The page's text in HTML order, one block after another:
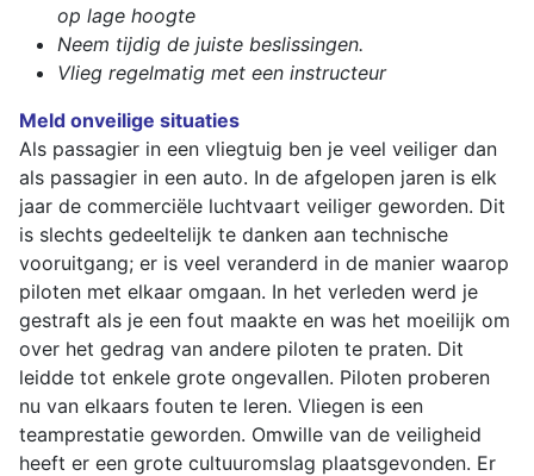
op lage hoogte
Neem tijdig de juiste beslissingen.
Vlieg regelmatig met een instructeur
Meld onveilige situaties
Als passagier in een vliegtuig ben je veel veiliger dan
als passagier in een auto. In de afgelopen jaren is elk
jaar de commerciële luchtvaart veiliger geworden. Dit
is slechts gedeeltelijk te danken aan technische
vooruitgang; er is veel veranderd in de manier waarop
piloten met elkaar omgaan. In het verleden werd je
gestraft als je een fout maakte en was het moeilijk om
over het gedrag van andere piloten te praten. Dit
leidde tot enkele grote ongevallen. Piloten proberen
nu van elkaars fouten te leren. Vliegen is een
teamprestatie geworden. Omwille van de veiligheid
heeft er een grote cultuuromslag plaatsgevonden. Er